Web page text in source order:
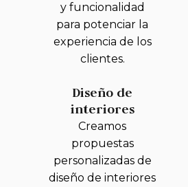
y funcionalidad
para potenciar la
experiencia de los
clientes.
Diseño de
interiores
Creamos
propuestas
personalizadas de
diseño de interiores